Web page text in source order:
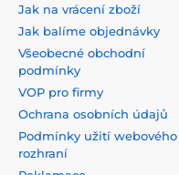
Jak na vrácení zboží
Jak balíme objednávky
Všeobecné obchodní
podmínky
VOP pro firmy
Ochrana osobních údajů
Podmínky užití webového
rozhraní